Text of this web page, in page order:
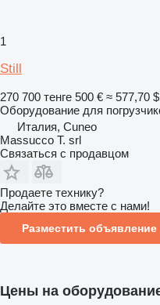
1
Still
270 700 тенге 500 € ≈ 577,70 $
Оборудование для
Италия, Cuneo
Massucco T. srl
Связаться с продавцом
Продаете технику?
Делайте это вместе с нами!
Разместить объявление
Цены на